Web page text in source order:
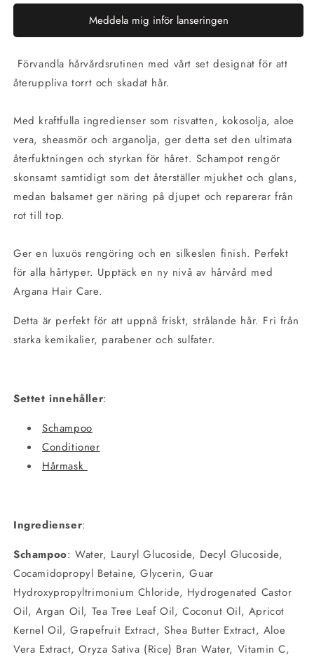
Meddela mig inför lanseringen
Förvandla hårvårdsrutinen med vårt set designat för att
återuppliva torrt och skadat hår.
Med kraftfulla ingredienser som risvatten, kokosolja, aloe
vera, sheasmör och arganolja, ger detta set den ultimata
återfuktningen och styrkan för håret. Schampot rengör
skonsamt samtidigt som det återställer mjukhet och glans,
medan balsamet ger näring på djupet och reparerar från
rot till top.
Ger en luxuös rengöring och en silkeslen finish. Perfekt
för alla hårtyper. Upptäck en ny nivå av hårvård med
Argana Hair Care.
Detta är perfekt för att uppnå friskt, strålande hår. Fri från
starka kemikalier, parabener och sulfater.
Settet innehåller:
Schampoo
Conditioner
Hårmask
Ingredienser:
Schampoo:Water, Lauryl Glucoside, Decyl Glucoside,
Cocamidopropyl Betaine, Glycerin, Guar
Hydroxypropyltrimonium Chloride, Hydrogenated Castor
Oil, Argan Oil, Tea Tree Leaf Oil, Coconut Oil, Apricot
Kernel Oil, Grapefruit Extract, Shea Butter Extract, Aloe
Vera Extract, Oryza Sativa (Rice) Bran Water, Vitamin C,